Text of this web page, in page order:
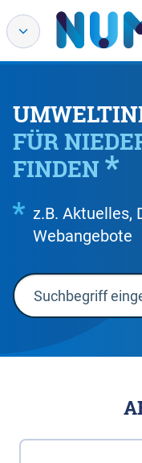
FÜR
FINDEN
z.B. Aktuelles,
Webangebote